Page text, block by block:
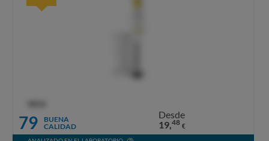
79
BUENA
CALIDAD
Desde
19,48 €